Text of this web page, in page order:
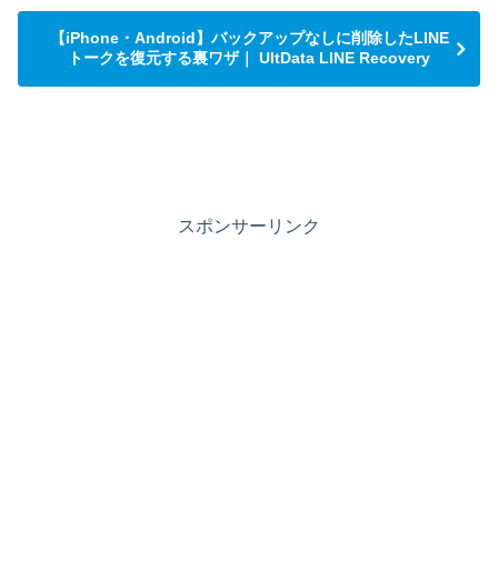
【iPhone・Android】バックアップなしに削除したLINE
トークを復元する裏ワザ｜ UltData LINE Recovery
スポンサーリンク